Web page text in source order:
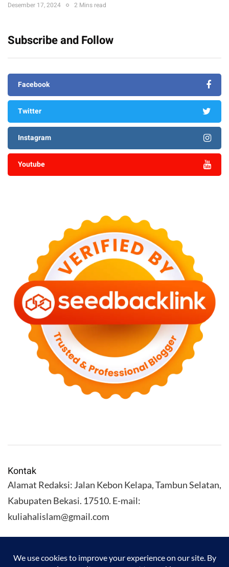
Desember 17, 2024 2 Mins read
Subscribe and Follow
Facebook
Twitter
Instagram
Youtube
Kontak
Alamat Redaksi: Jalan Kebon Kelapa, Tambun Selatan,
Kabupaten Bekasi. 17510. E-mail:
kuliahalislam@gmail.com